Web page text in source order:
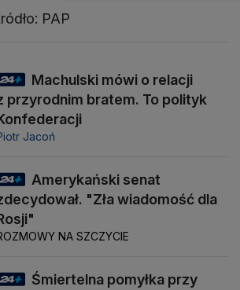
PAP
Machulski mówi o relacji
przyrodnim bratem. To polityk
Jacoń
Amerykański senat
"Zła wiadomość dla
NA SZCZYCIE
Śmiertelna pomyłka przy